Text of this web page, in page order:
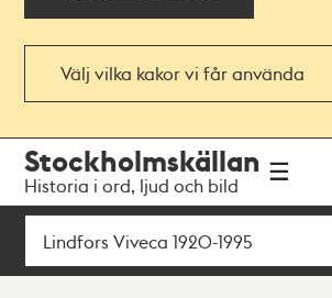
Välj vilka kakor vi får använda
navigationen
huvudinnehållet
Stockholmskällan
Historia i ord, ljud och bild
Sök